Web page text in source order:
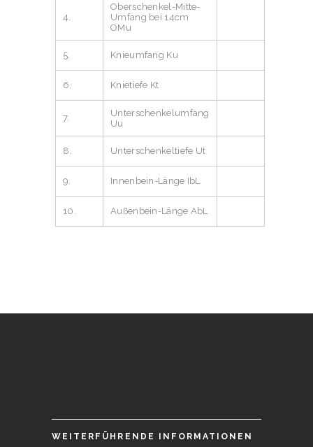
4.
Oberschenkel-Mitte-
Umfang bei 14cm
OMu
5. Knieumfang Ku
6. Knietiefe Kt
7.
Unterschenkelumfang
Uu
8. Unterschenkeltiefe Ut
9. Innenbein-Länge IbL
10. Außenbein-Länge AbL
WEITERFÜHRENDE INFORMATIONEN